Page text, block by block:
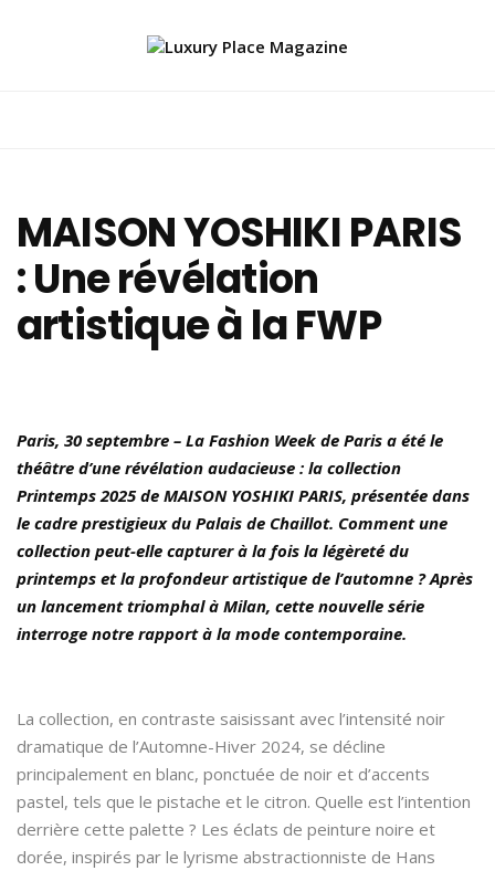
MAISON YOSHIKI PARIS
: Une révélation
artistique à la FWP
Paris, 30 septembre – La Fashion Week de Paris a été le
théâtre d’une révélation audacieuse : la collection
Printemps 2025 de MAISON YOSHIKI PARIS, présentée dans
le cadre prestigieux du Palais de Chaillot. Comment une
collection peut-elle capturer à la fois la légèreté du
printemps et la profondeur artistique de l’automne ? Après
un lancement triomphal à Milan, cette nouvelle série
interroge notre rapport à la mode contemporaine.
La collection, en contraste saisissant avec l’intensité noir
dramatique de l’Automne-Hiver 2024, se décline
principalement en blanc, ponctuée de noir et d’accents
pastel, tels que le pistache et le citron. Quelle est l’intention
derrière cette palette ? Les éclats de peinture noire et
dorée, inspirés par le lyrisme abstractionniste de Hans